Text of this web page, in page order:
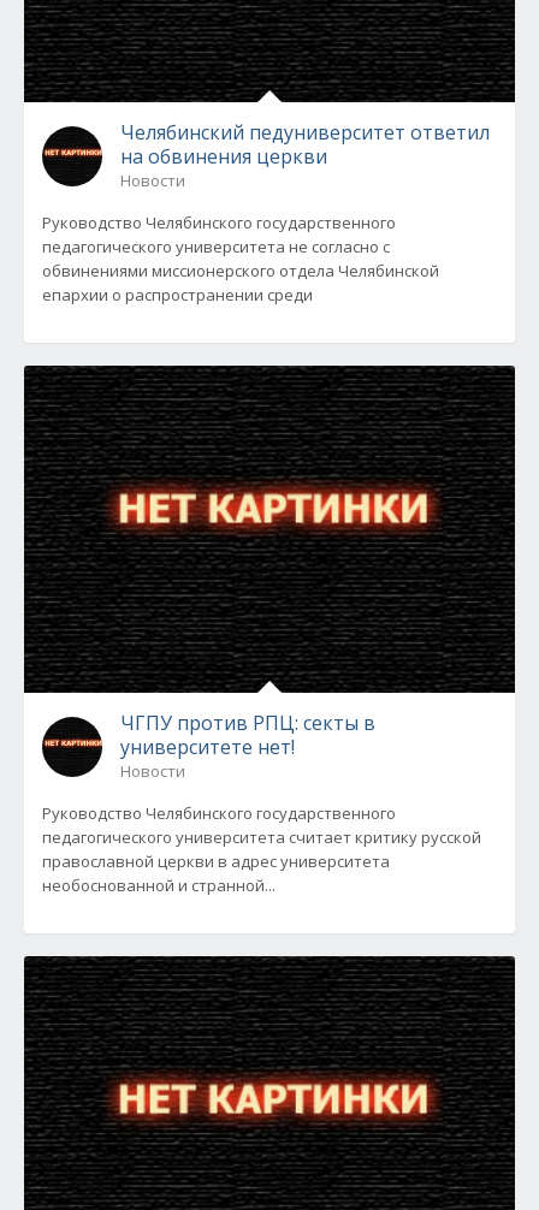
Челябинский педуниверситет ответил
на обвинения церкви
Новости
Руководство Челябинского государственного
педагогического университета не согласно с
обвинениями миссионерского отдела Челябинской
епархии о распространении среди
ЧГПУ против РПЦ: секты в
университете нет!
Новости
Руководство Челябинского государственного
педагогического университета считает критику русской
православной церкви в адрес университета
необоснованной и странной...